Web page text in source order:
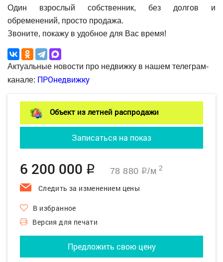
Один взрослый собственник, без долгов и
обременений, просто продажа.
Звоните, покажу в удобное для Вас время!
Актуальные новости про недвижку в нашем телеграм-
канале: ПРОнедвижку
Объект из летней распродажи
Записаться на показ
6 200 000 q 78 880 q/м2
Следить за изменением цены
В избранное
Версия для печати
Предложить свою цену